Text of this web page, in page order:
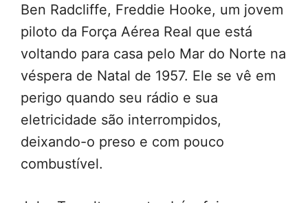
Ben Radcliffe, Freddie Hooke, um jovem
piloto da Força Aérea Real que está
voltando para casa pelo Mar do Norte na
véspera de Natal de 1957. Ele se vê em
perigo quando seu rádio e sua
eletricidade são interrompidos,
deixando-o preso e com pouco
combustível.